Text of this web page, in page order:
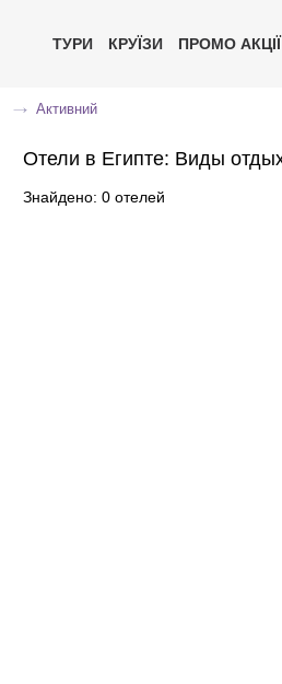
ТУРИ КРУЇЗИ ПРОМО АКЦІЇ
Активний
Отели в Египте: Виды
Знайдено: 0 отелей